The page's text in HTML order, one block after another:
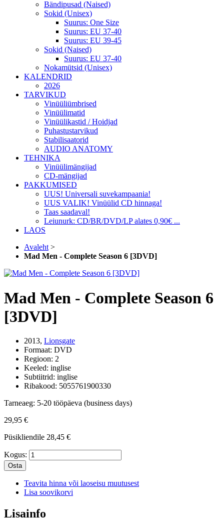
Bändipusad (Naised)
Sokid (Unisex)
Suurus: One Size
Suurus: EU 37-40
Suurus: EU 39-45
Sokid (Naised)
Suurus: EU 37-40
Nokamütsid (Unisex)
KALENDRID
2026
TARVIKUD
Vinüüliümbrised
Vinüülimatid
Vinüülikastid / Hoidjad
Puhastustarvikud
Stabilisaatorid
AUDIO ANATOMY
TEHNIKA
Vinüülimängijad
CD-mängijad
PAKKUMISED
UUS! Universali suvekampaania!
UUS VALIK! Vinüülid CD hinnaga!
Taas saadaval!
Leiunurk: CD/BR/DVD/LP alates 0,90€ ...
LAOS
Avaleht >
Mad Men - Complete Season 6 [3DVD]
Mad Men - Complete Season 6
[3DVD]
2013, Lionsgate
Formaat: DVD
Regioon: 2
Keeled: inglise
Subtiitrid: inglise
Ribakood: 5055761900330
Tarneaeg: 5-20 tööpäeva (business days)
29,95 €
Püsikliendile 28,45 €
Kogus:
Osta
Teavita hinna või laoseisu muutusest
Lisa soovikorvi
Lisainfo